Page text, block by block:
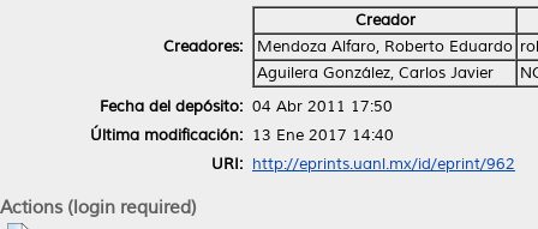
Creadores:
Creador
Mendoza Alfaro, Roberto Eduardo
Aguilera González, Carlos Javier
Fecha del depósito: 04 Abr 2011 17:50
Última modificación: 13 Ene 2017 14:40
URI: http://eprints.uanl.mx/id/eprint/962
Actions (login required)